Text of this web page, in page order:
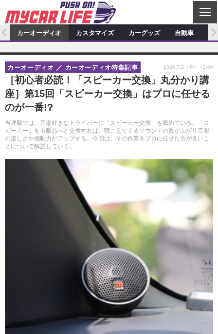
C
L
S
E
カーオーディオ
特集記事 新製品情報
プロショップ検索 ショップ訪問記
カーオーディオニュース デモカー製作記
その他
カスタマイズ
カスタマイズ特集記事 カスタマイズ新製品情報
カスタマイズニュース
カーグッズ
カーグッズ特集記事 カーグッズ新製品情報
カーグッズニュース
自動車
スクープ
カーオーディオ カスタマイズ カーグッズ 自動車
［初心者必読！「スピーカー交換」丸分かり講
座］第15回「スピーカー交換」はプロに任せる
のが一番!?
当連載では、音楽好きなドライバーに「スピーカー交換」を薦めている。「ス
ピーカー」を市販品へと交換すれば、聴こえてくるサウンドの質が上がり音楽
の楽しさや感動力がアップする。今回は、その作業をプロに任せた方が良いこ
とについて解説していく。
カーオーディオ カーオーディオ特集記事 2026.7.3（金） 12:00